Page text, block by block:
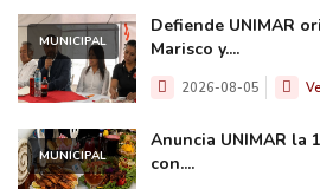
MUNICIPAL
Defiende UNIMAR
Marisco y....
2026-08-05
MUNICIPAL
Anuncia UNIMAR la
con....